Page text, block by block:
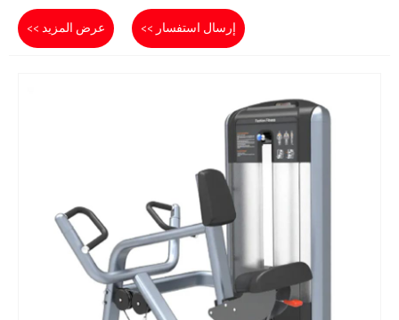
عرض المزيد >> إرسال استفسار >>